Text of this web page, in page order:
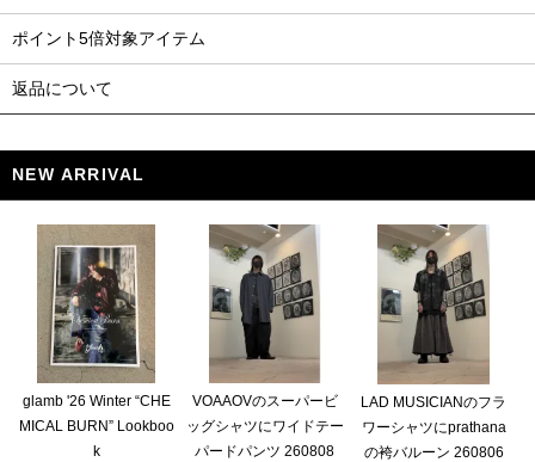
ポイント5倍対象アイテム
返品について
NEW ARRIVAL
glamb '26 Winter “CHE
MICAL BURN” Lookboo
k
VOAAOVのスーパービ
ッグシャツにワイドテー
パードパンツ 260808
LAD MUSICIANのフラ
ワーシャツにprathana
の袴バルーン 260806